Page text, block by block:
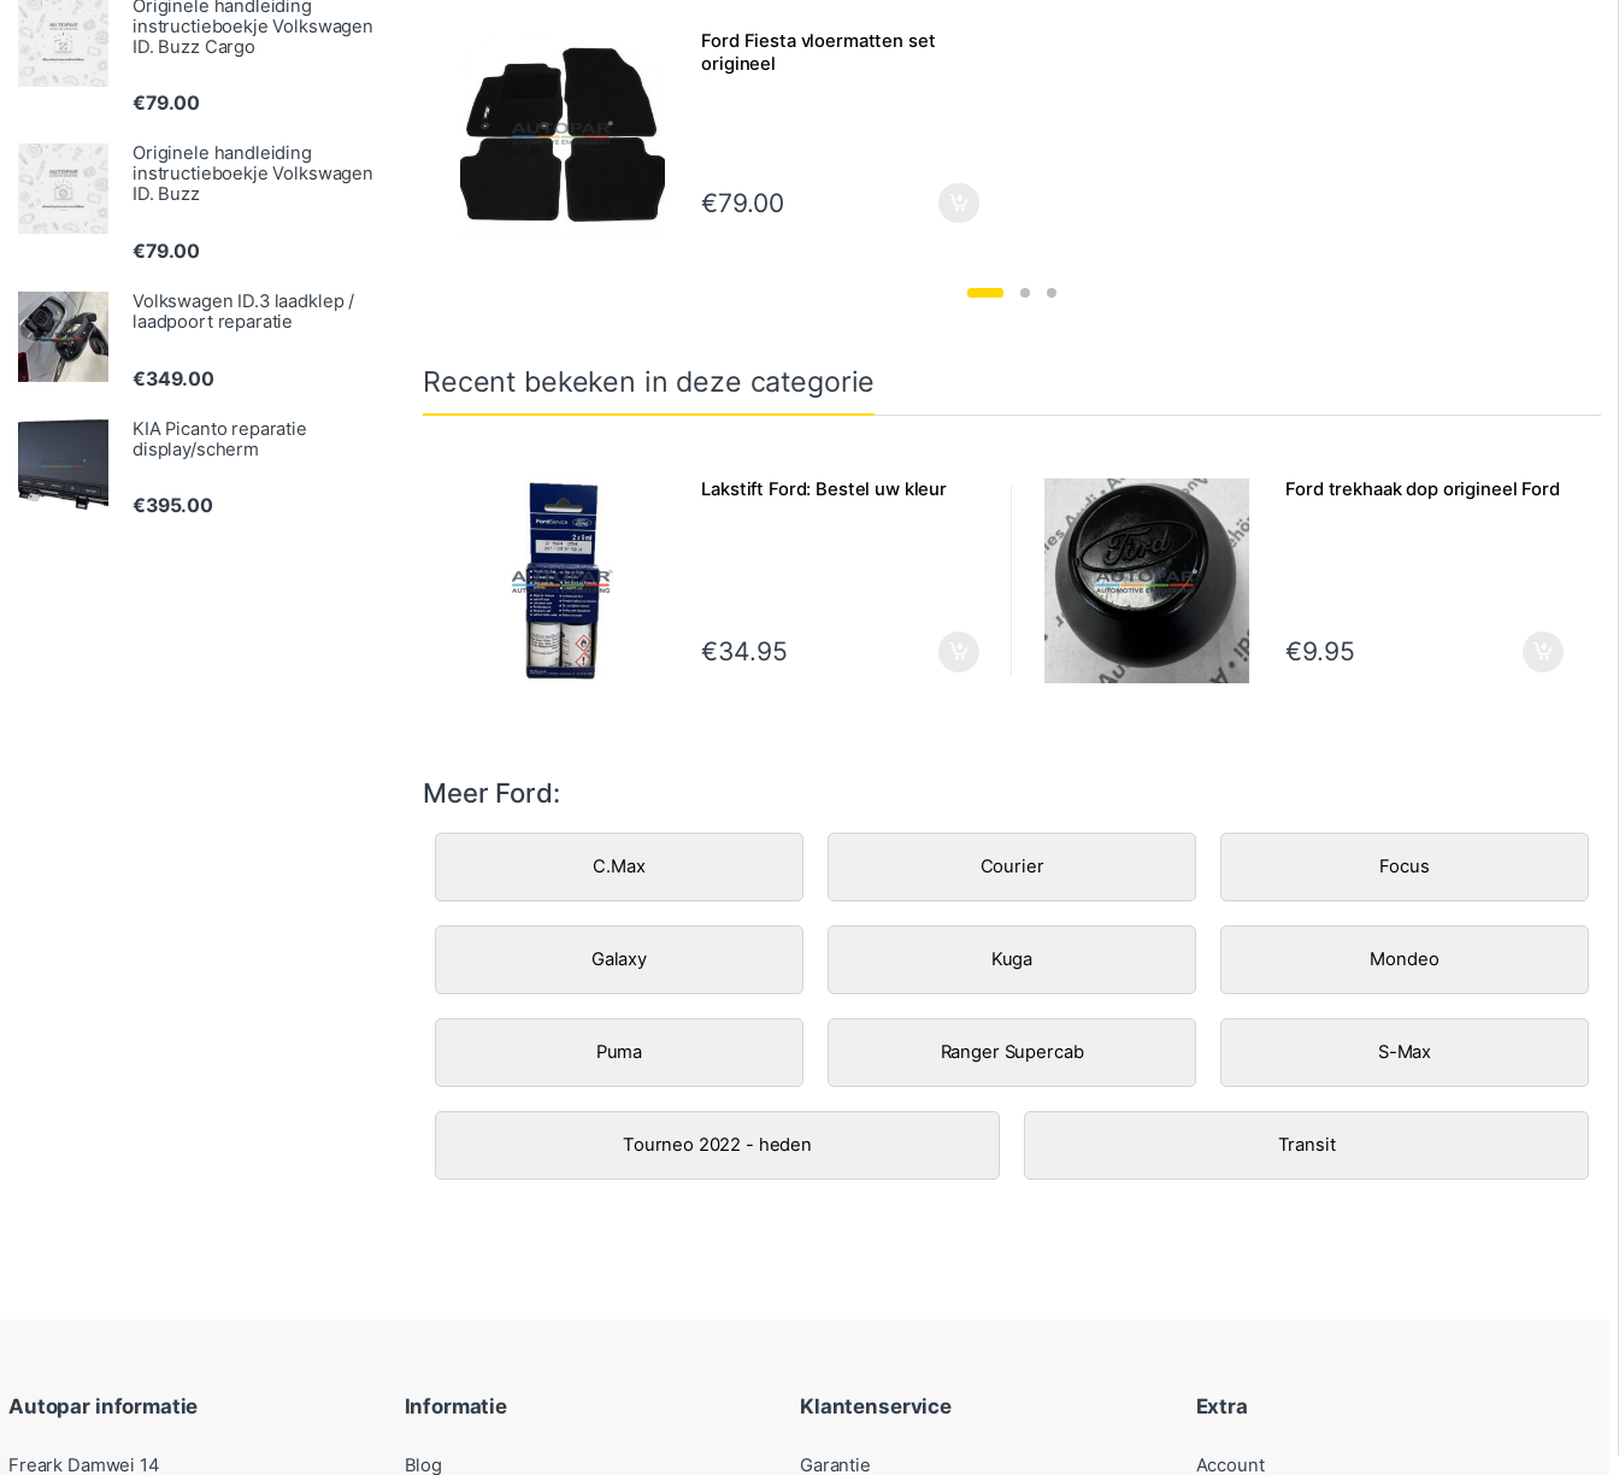
Ford Fiesta vloermatten set
origineel
€79.00
Recent bekeken in deze categorie
Lakstift Ford: Bestel uw kleur
€34.95
Ford trekhaak dop origineel Ford
€9.95
Meer Ford:
C.Max Courier Focus
Galaxy Kuga Mondeo
Puma Ranger Supercab S-Max
Tourneo 2022 - heden Transit
Originele handleiding
instructieboekje Volkswagen
ID. Buzz Cargo
€79.00
Originele handleiding
instructieboekje Volkswagen
ID. Buzz
€79.00
Volkswagen ID.3 laadklep /
laadpoort reparatie
€349.00
KIA Picanto reparatie
display/scherm
€395.00
Autopar informatie
Freark Damwei 14
Informatie
Blog
Klantenservice
Garantie
Extra
Account